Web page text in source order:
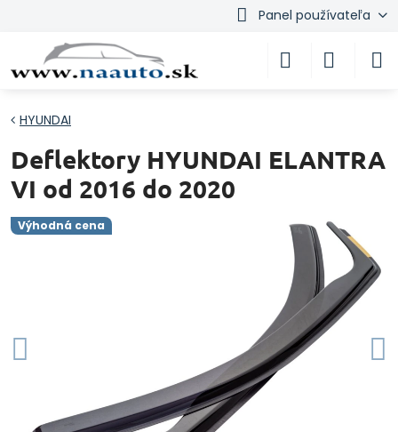
Panel používateľa
Výhodná cena
HYUNDAI
Deflektory HYUNDAI ELANTRA
VI od 2016 do 2020